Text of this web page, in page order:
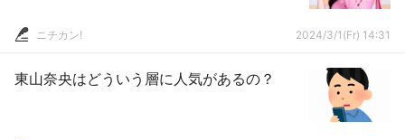
ニチカン! 2024/3/1(Fr) 14:31
東山奈央はどういう層に人気があるの？